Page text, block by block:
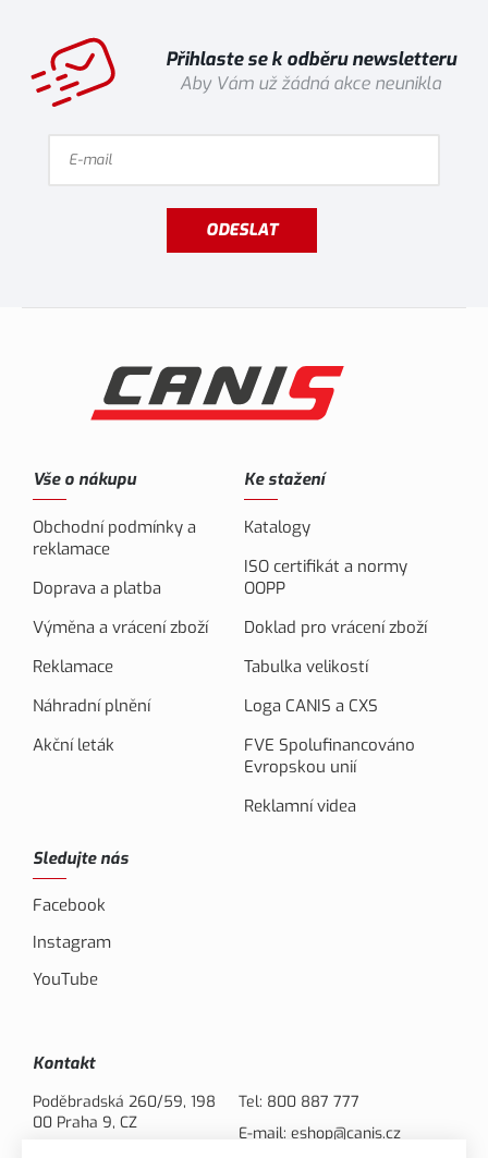
Přihlaste se k odběru newsletteru
Aby Vám už žádná akce neunikla
ODESLAT
Vše o nákupu
Obchodní podmínky a
reklamace
Doprava a platba
Výměna a vrácení zboží
Reklamace
Náhradní plnění
Akční leták
Ke stažení
Katalogy
ISO certifikát a normy
OOPP
Doklad pro vrácení zboží
Tabulka velikostí
Loga CANIS a CXS
FVE Spolufinancováno
Evropskou unií
Reklamní videa
Sledujte nás
Facebook
Instagram
YouTube
Kontakt
Poděbradská 260/59, 198
00 Praha 9, CZ
Tel: 800 887 777
E-mail: eshop@canis.cz